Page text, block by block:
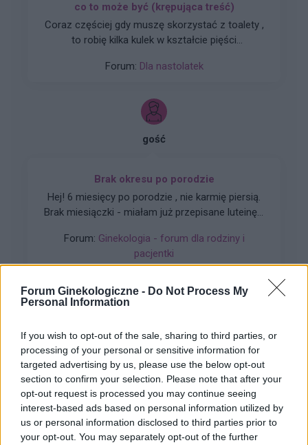
Forum Ginekologiczne - Do Not Process My
Personal Information
If you wish to opt-out of the sale, sharing to third parties, or
processing of your personal or sensitive information for
targeted advertising by us, please use the below opt-out
section to confirm your selection. Please note that after your
opt-out request is processed you may continue seeing
interest-based ads based on personal information utilized by
us or personal information disclosed to third parties prior to
your opt-out. You may separately opt-out of the further
co to może być (krępująca treść)
Coraz częściej gdy muszę skorzystać z toalety ,
to robię kilka kulek w kształcie pięści
do odbytu. Ból jest dosyć intensywny, kąpiel lub
około 2 miesięcy. Co w takiej sytuacji może
pomóc. ?
Forum: Dla nastolatek
gość
Brak okresu po porodzie
Hej! 6 miesięcy po porodzie , nie karmię piersią.
Brak miesiączki - miałam już przepisane luteinę l,
systen 50 i ponownie luteinę, które również
okresu nie wywołały. Plastry odklejały się.
wyszedł bardzo niski poziom estrogenow. Około
14. Co teraz?
Forum: Ginekologia - forum dla rodziny i
pacjentki
Wypadanie włosów po odstawieniu
antykoncepcji dwuskładnikowe
Cześć, Odstawiłam tabletki antykoncepcyjne 3
miesiace temu, cykle powróciły regularne,
hormony sa prawidłowe. Jednakze zauważyłam
Forum: Ginekologia - forum dla rodziny i